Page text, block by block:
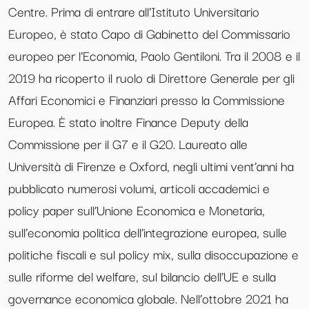
Centre. Prima di entrare all’Istituto Universitario
Europeo, è stato Capo di Gabinetto del Commissario
europeo per l’Economia, Paolo Gentiloni. Tra il 2008 e il
2019 ha ricoperto il ruolo di Direttore Generale per gli
Affari Economici e Finanziari presso la Commissione
Europea. È stato inoltre Finance Deputy della
Commissione per il G7 e il G20. Laureato alle
Università di Firenze e Oxford, negli ultimi vent’anni ha
pubblicato numerosi volumi, articoli accademici e
policy paper sull’Unione Economica e Monetaria,
sull’economia politica dell’integrazione europea, sulle
politiche fiscali e sul policy mix, sulla disoccupazione e
sulle riforme del welfare, sul bilancio dell’UE e sulla
governance economica globale. Nell’ottobre 2021 ha